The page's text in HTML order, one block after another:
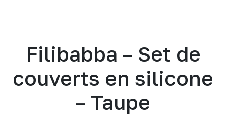
Filibabba – Set de
couverts en silicone
– Taupe